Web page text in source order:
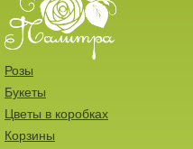
Розы
Букеты
Цветы в коробках
Корзины